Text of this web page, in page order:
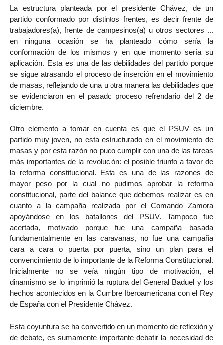
La estructura planteada por el presidente Chávez, de un
partido conformado por distintos frentes, es decir frente de
trabajadores(a), frente de campesinos(a) u otros sectores ...
en ninguna ocasión se ha planteado cómo sería la
conformación de los mismos y en que momento sería su
aplicación. Esta es una de las debilidades del partido porque
se sigue atrasando el proceso de inserción en el movimiento
de masas, reflejando de una u otra manera las debilidades que
se evidenciaron en el pasado proceso refrendario del 2 de
diciembre.
Otro elemento a tomar en cuenta es que el PSUV es un
partido muy joven, no esta estructurado en el movimiento de
masas y por esta razón no pudo cumplir con una de las tareas
más importantes de la revolución: el posible triunfo a favor de
la reforma constitucional. Esta es una de las razones de
mayor peso por la cual no pudimos aprobar la reforma
constitucional, parte del balance que debemos realizar es en
cuanto a la campaña realizada por el Comando Zamora
apoyándose en los batallones del PSUV. Tampoco fue
acertada, motivado porque fue una campaña basada
fundamentalmente en las caravanas, no fue una campaña
cara a cara o puerta por puerta, sino un plan para el
convencimiento de lo importante de la Reforma Constitucional.
Inicialmente no se veía ningún tipo de motivación, el
dinamismo se lo imprimió la ruptura del General Baduel y los
hechos acontecidos en la Cumbre Iberoamericana con el Rey
de España con el Presidente Chávez.
Esta coyuntura se ha convertido en un momento de reflexión y
de debate, es sumamente importante debatir la necesidad de